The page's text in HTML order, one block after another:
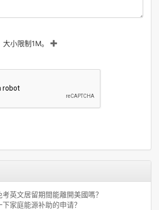
小限制1M。
英文居留期間能離開美國嗎？
家庭能源补助的申请？